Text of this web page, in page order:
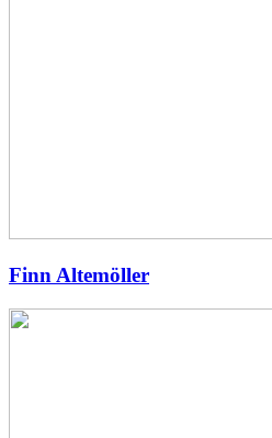
Finn Altemöller